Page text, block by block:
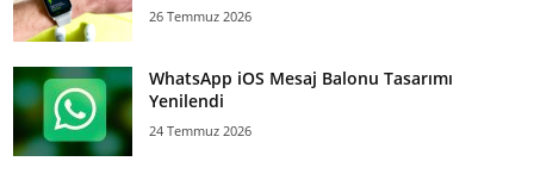
26 Temmuz 2026
WhatsApp iOS Mesaj Balonu Tasarımı
Yenilendi
24 Temmuz 2026